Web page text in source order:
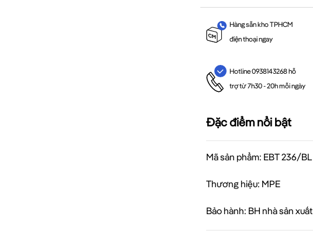
Hàng sẵn kho TPHCM
điện thoại ngay
Hotline 0938143268 hỗ
trợ từ 7h30 - 20h mỗi ngày
Đặc điểm nổi bật
Mã sản phẩm: EBT 236/BL
Thương hiệu: MPE
Bảo hành: BH nhà sản xuất